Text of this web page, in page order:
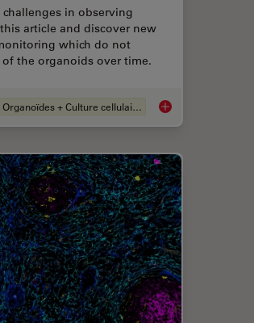
in 2D Cell Culture
in observing
article and discover new
which do not
the organoids over time.
Organoïdes + Culture cellulaire en 3D Overcoming